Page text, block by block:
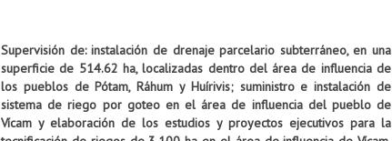
Supervisión de: instalación de drenaje parcelario subterráneo, en una
superficie de 514.62 ha, localizadas dentro del área de influencia de
los pueblos de Pótam, Ráhum y Huírivis; suministro e instalación de
sistema de riego por goteo en el área de influencia del pueblo de
Vícam y elaboración de los estudios y proyectos ejecutivos para la